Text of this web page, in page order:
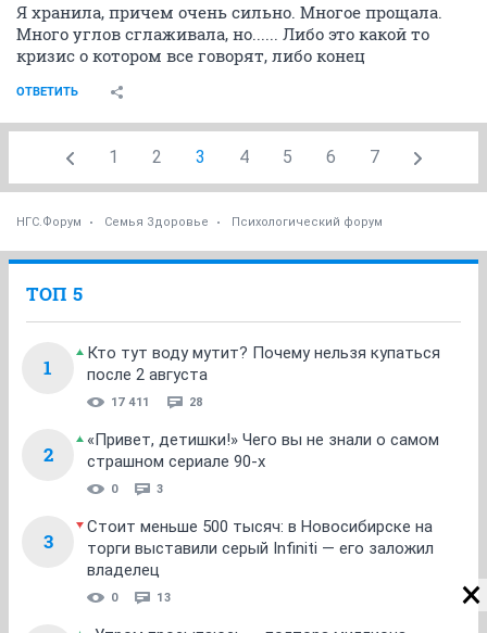
Я хранила, причем очень сильно. Многое прощала.
Много углов сглаживала, но...... Либо это какой то
кризис о котором все говорят, либо конец
ОТВЕТИТЬ
1 2 3 4 5 6 7
НГС.Форум Семья Здоровье Психологический форум
ТОП 5
1
Кто тут воду мутит? Почему нельзя купаться
после 2 августа
17 411 28
2
«Привет, детишки!» Чего вы не знали о самом
страшном сериале 90-х
0 3
3
Стоит меньше 500 тысяч: в Новосибирске на
торги выставили серый Infiniti — его заложил
владелец
0 13